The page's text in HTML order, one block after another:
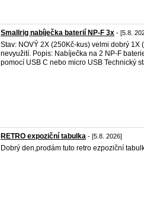
Smallrig nabíječka baterií NP-F 3x - [5.8.
Stav: NOVÝ 2X (250Kč-kus) velmi dobrý
nevyužití. Popis: Nabíječka na 2 NP-F
pomocí USB C nebo micro USB Technický
RETRO expoziční tabulka - [5.8. 2026]
Dobrý den,prodám tuto retro ezpoziční